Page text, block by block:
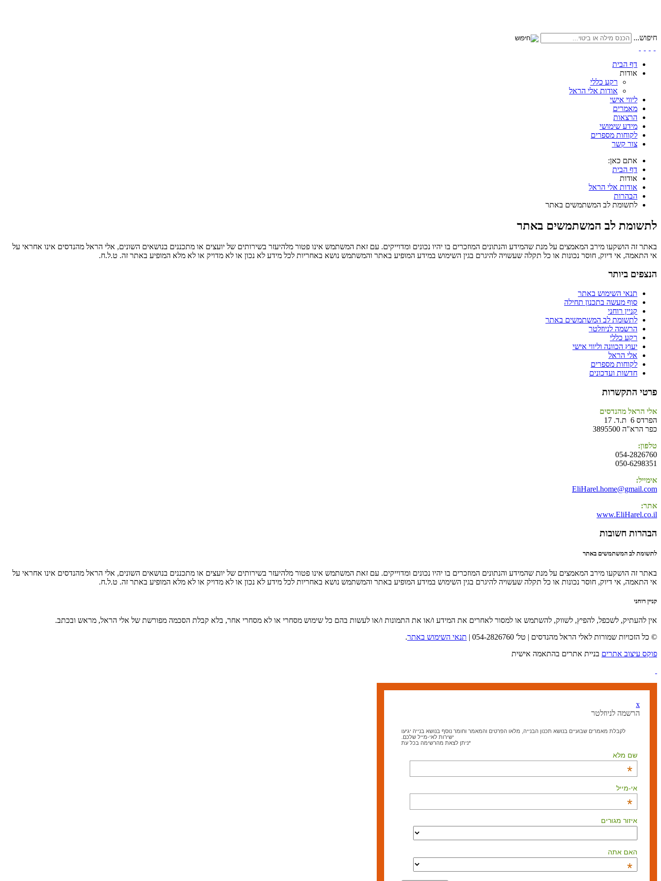
חיפוש...
דף הבית
אודות
רקע כללי
אודות אלי הראל
ליווי אישי
מאמרים
הרצאות
מידע שימושי
לקוחות מספרים
צור קשר
אתם כאן:
דף הבית
אודות
אודות אלי הראל
הבהרות
לתשומת לב המשתמשים באתר
לתשומת לב המשתמשים באתר
באתר זה הושקעו מירב המאמצים על מנת שהמידע והנתונים המוזכרים בו יהיו נכונים ומדוייקים. עם זאת המשתמש אינו פטור מלהיעזר בשירותים של יועצים או מתכננים בנושאים השונים, אלי הראל מהנדסים אינו אחראי על
אי התאמה, אי דיוק, חוסר נכונות או כל תקלה שעשויה להיגרם בגין השימוש במידע המופיע באתר והמשתמש נושא באחריות לכל מידע לא נכון או לא מדויק או לא מלא המופיע באתר זה. ט.ל.ח.
הנצפים ביותר
תנאי השימוש באתר
סוף מעשה בתכנון תחילה
קניין רוחני
לתשומת לב המשתמשים באתר
הרשמה לניוזלטר
רקע כללי
יעוץ הכוונה וליווי אישי
אלי הראל
לקוחות מספרים
חדשות ועדכונים
פרטי התקשרות
אלי הראל מהנדסים
הפרדס 6 ת.ד. 17
כפר הרא"ה 3895500
טלפון:
054-2826760
050-6298351
אימייל:
EliHarel.home@gmail.com
אתר:
www.EliHarel.co.il
הבהרות חשובות
לתשומת לב המשתמשים באתר
באתר זה הושקעו מירב המאמצים על מנת שהמידע והנתונים המוזכרים בו יהיו נכונים ומדוייקים. עם זאת המשתמש אינו פטור מלהיעזר בשירותים של יועצים או מתכננים בנושאים השונים, אלי הראל מהנדסים אינו אחראי על
אי התאמה, אי דיוק, חוסר נכונות או כל תקלה שעשויה להיגרם בגין השימוש במידע המופיע באתר והמשתמש נושא באחריות לכל מידע לא נכון או לא מדויק או לא מלא המופיע באתר זה. ט.ל.ח.
קניין רוחני
אין להעתיק, לשכפל, להפיץ, לשווק, להשתמש או למסור לאחרים את המידע ו/או את התמונות ו/או לעשות בהם כל שימוש מסחרי או לא מסחרי אחר, בלא קבלת הסכמה מפורשת של אלי הראל, מראש ובכתב.
© כל הזכויות שמורות לאלי הראל מהנדסים | טל' 054-2826760 |
תנאי השימוש באתר.
פוקס עיצוב אתרים בניית אתרים בהתאמה אישית
x
הרשמה לניוזלטר
לקבלת מאמרים שבועיים בנושא תכנון הבנייה, מלאו הפרטים והמאמר וחומר נוסף בנושא בנייה יגיעו
ישירות לאי-מייל שלכם.
*ניתן לצאת מהרשימה בכל עת
שם מלא
*
אי-מייל
*
איזור מגורים
האם אתה
*